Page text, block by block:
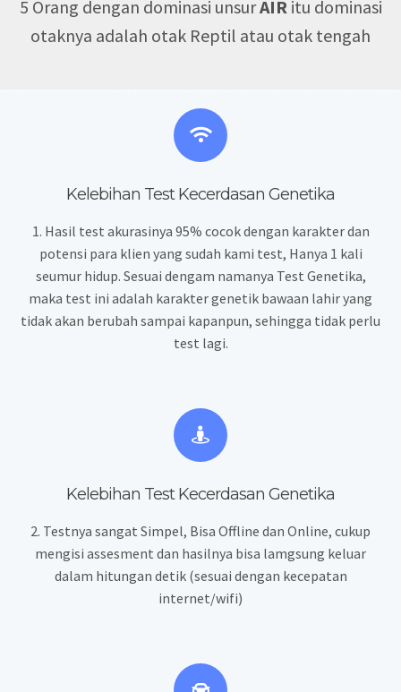
5 Orang dengan dominasi unsurAIRitu dominasi
otaknya adalah otak Reptil atau otak tengah
Kelebihan Test Kecerdasan Genetika
1. Hasil test akurasinya 95% cocok dengan karakter dan
potensi para klien yang sudah kami test, Hanya 1 kali
seumur hidup. Sesuai dengam namanya Test Genetika,
maka test ini adalah karakter genetik bawaan lahir yang
tidak akan berubah sampai kapanpun, sehingga tidak perlu
test lagi.
Kelebihan Test Kecerdasan Genetik​a
2. Testnya sangat Simpel, Bisa Offline dan Online, cukup
mengisi assesment dan hasilnya bisa lamgsung keluar
dalam hitungan detik (sesuai dengan kecepatan
internet/wifi)